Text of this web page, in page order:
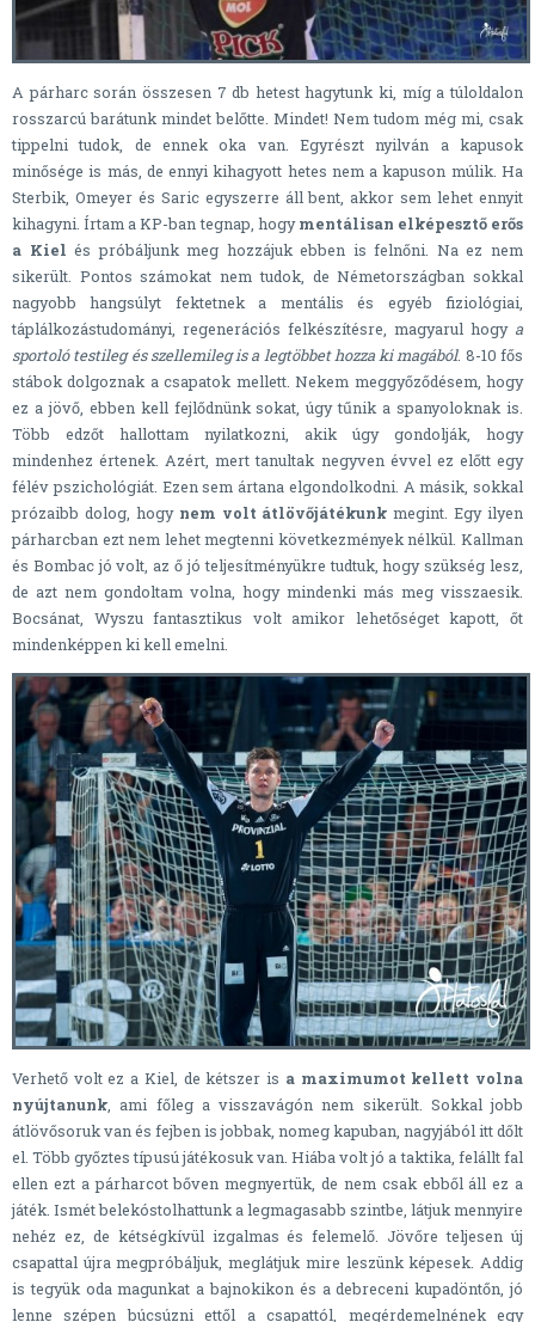
A párharc során összesen 7 db hetest hagytunk ki, míg a túloldalon
rosszarcú barátunk mindet belőtte. Mindet! Nem tudom még mi, csak
tippelni tudok, de ennek oka van. Egyrészt nyilván a kapusok
minősége is más, de ennyi kihagyott hetes nem a kapuson múlik. Ha
Sterbik, Omeyer és Saric egyszerre áll bent, akkor sem lehet ennyit
kihagyni. Írtam a KP-ban tegnap, hogymentálisan elképesztő erős
a Kielés próbáljunk meg hozzájuk ebben is felnőni. Na ez nem
sikerült. Pontos számokat nem tudok, de Németországban sokkal
nagyobb hangsúlyt fektetnek a mentális és egyéb fiziológiai,
táplálkozástudományi, regenerációs felkészítésre, magyarul hogy a
sportoló testileg és szellemileg is a legtöbbet hozza ki magából. 8-10 fős
stábok dolgoznak a csapatok mellett. Nekem meggyőződésem, hogy
ez a jövő, ebben kell fejlődnünk sokat, úgy tűnik a spanyoloknak is.
Több edzőt hallottam nyilatkozni, akik úgy gondolják, hogy
mindenhez értenek. Azért, mert tanultak negyven évvel ez előtt egy
félév pszichológiát. Ezen sem ártana elgondolkodni. A másik, sokkal
prózaibb dolog, hogy nem volt átlövőjátékunk megint. Egy ilyen
párharcban ezt nem lehet megtenni következmények nélkül. Kallman
és Bombac jó volt, az ő jó teljesítményükre tudtuk, hogy szükség lesz,
de azt nem gondoltam volna, hogy mindenki más meg visszaesik.
Bocsánat, Wyszu fantasztikus volt amikor lehetőséget kapott, őt
mindenképpen ki kell emelni.
Verhető volt ez a Kiel, de kétszer is a maximumot kellett volna
nyújtanunk, ami főleg a visszavágón nem sikerült. Sokkal jobb
átlövősoruk van és fejben is jobbak, nomeg kapuban, nagyjából itt dőlt
el. Több győztes típusú játékosuk van. Hiába volt jó a taktika, felállt fal
ellen ezt a párharcot bőven megnyertük, de nem csak ebből áll ez a
játék. Ismét belekóstolhattunk a legmagasabb szintbe, látjuk mennyire
nehéz ez, de kétségkívül izgalmas és felemelő. Jövőre teljesen új
csapattal újra megpróbáljuk, meglátjuk mire leszünk képesek. Addig
is tegyük oda magunkat a bajnokikon és a debreceni kupadöntőn, jó
lenne szépen búcsúzni ettől a csapattól, megérdemelnének egy